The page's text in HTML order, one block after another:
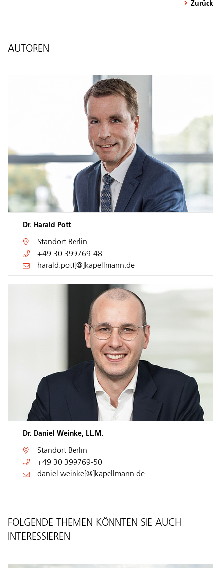
Zurück
AUTOREN
Dr. Harald Pott
Standort Berlin
+49 30 399769-48
harald.pott[@]kapellmann.de
Dr. Daniel Weinke, LL.M.
Standort Berlin
+49 30 399769-50
daniel.weinke[@]kapellmann.de
FOLGENDE THEMEN KÖNNTEN SIE AUCH
INTERESSIEREN